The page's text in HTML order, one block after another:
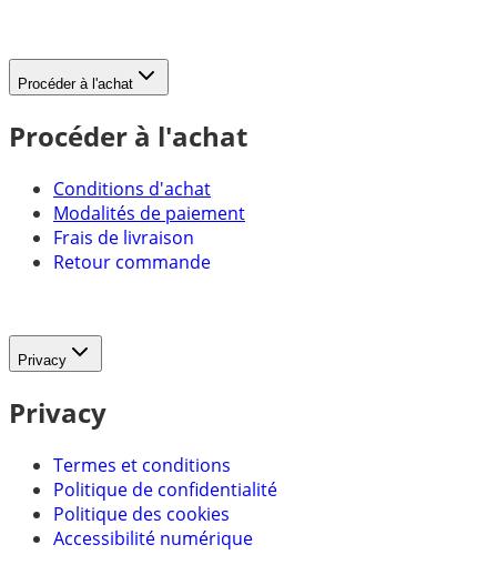
Procéder à l'achat
Procéder à l'achat
Conditions d'achat
Modalités de paiement
Frais de livraison
Retour commande
Privacy
Privacy
Termes et conditions
Politique de confidentialité
Politique des cookies
Accessibilité numérique